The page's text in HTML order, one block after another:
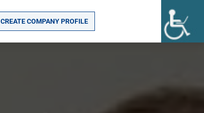
CREATE COMPANY PROFILE